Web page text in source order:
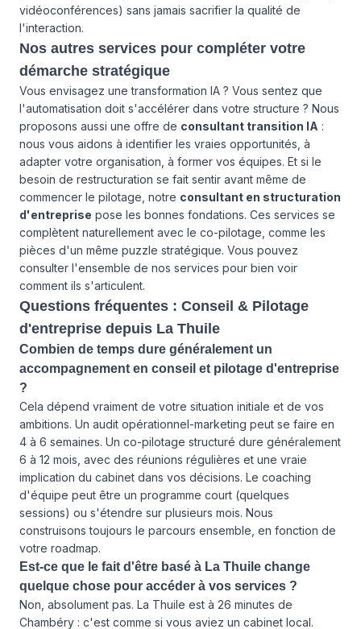
vidéoconférences) sans jamais sacrifier la qualité de
l'interaction.
Nos autres services pour compléter votre
démarche stratégique
Vous envisagez une transformation IA ? Vous sentez que
l'automatisation doit s'accélérer dans votre structure ? Nous
proposons aussi une offre de consultant transition IA :
nous vous aidons à identifier les vraies opportunités, à
adapter votre organisation, à former vos équipes. Et si le
besoin de restructuration se fait sentir avant même de
commencer le pilotage, notre consultant en structuration
d'entreprise pose les bonnes fondations. Ces services se
complètent naturellement avec le co-pilotage, comme les
pièces d'un même puzzle stratégique. Vous pouvez
consulter l'ensemble de nos services pour bien voir
comment ils s'articulent.
Questions fréquentes : Conseil & Pilotage
d'entreprise depuis La Thuile
Combien de temps dure généralement un
accompagnement en conseil et pilotage d'entreprise
?
Cela dépend vraiment de votre situation initiale et de vos
ambitions. Un audit opérationnel-marketing peut se faire en
4 à 6 semaines. Un co-pilotage structuré dure généralement
6 à 12 mois, avec des réunions régulières et une vraie
implication du cabinet dans vos décisions. Le coaching
d'équipe peut être un programme court (quelques
sessions) ou s'étendre sur plusieurs mois. Nous
construisons toujours le parcours ensemble, en fonction de
votre roadmap.
Est-ce que le fait d'être basé à La Thuile change
quelque chose pour accéder à vos services ?
Non, absolument pas. La Thuile est à 26 minutes de
Chambéry : c'est comme si vous aviez un cabinet local.